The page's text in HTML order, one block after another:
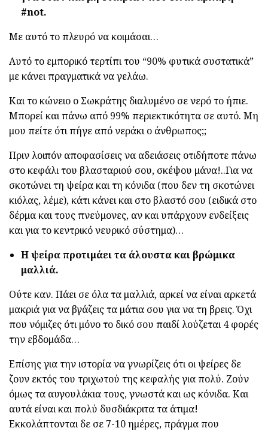
#not.
Με αυτό το πλευρό να κοιμάσαι…
Αυτό το εμπορικό τερτίπι του “90% φυτικά συστατικά”
με κάνει πραγματικά να γελάω.
Και το κώνειο ο Σωκράτης διαλυμένο σε νερό το ήπιε.
Μπορεί και πάνω από 99% περιεκτικότητα σε αυτό. Μη
μου πείτε ότι πήγε από νεράκι ο άνθρωπος;;
Πριν λοιπόν αποφασίσεις να αδειάσεις οτιδήποτε πάνω
στο κεφάλι του βλασταριού σου, σκέψου μάνα!..Για να
σκοτώνει τη ψείρα και τη κόνιδα (που δεν τη σκοτώνει
κιόλας, λέμε), κάτι κάνει και στο βλαστό σου (ειδικά στο
δέρμα και τους πνεύμονες, αν και υπάρχουν ενδείξεις
και για το κεντρικό νευρικό σύστημα)…
Η ψείρα προτιμάει τα άλουστα και βρώμικα
μαλλιά.
Ούτε καν. Πάει σε όλα τα μαλλιά, αρκεί να είναι αρκετά
μακριά για να βγάζεις τα μάτια σου για να τη βρεις. Όχι
που νόμιζες ότι μόνο το δικό σου παιδί λούζεται 4 φορές
την εβδομάδα…
Επίσης για την ιστορία να γνωρίζεις ότι οι ψείρες δε
ζουν εκτός του τριχωτού της κεφαλής για πολύ. Ζούν
όμως τα αυγουλάκια τους, γνωστά και ως κόνιδα. Και
αυτά είναι και πολύ δυσδιάκριτα τα άτιμα!
Εκκολάπτονται δε σε 7-10 ημέρες, πράγμα που